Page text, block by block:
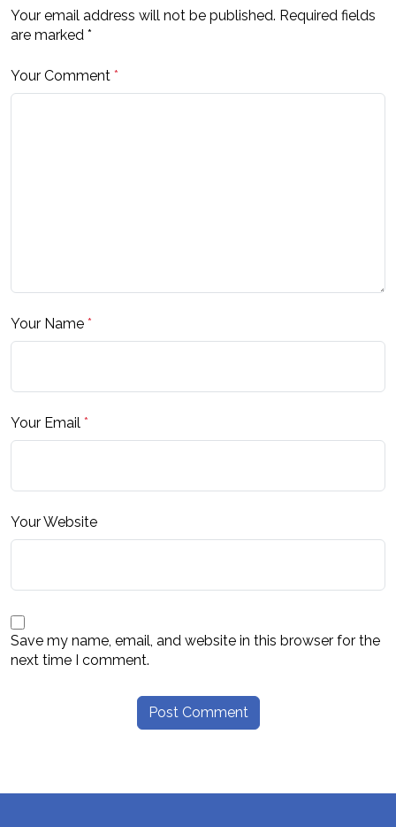
Your email address will not be published. Required fields
are marked *
Your Comment *
Your Name *
Your Email *
Your Website
Save my name, email, and website in this browser for the
next time I comment.